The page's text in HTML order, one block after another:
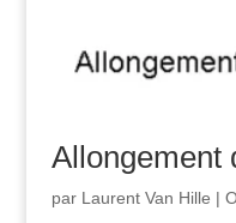
Allongement
par Laurent Van Hille |